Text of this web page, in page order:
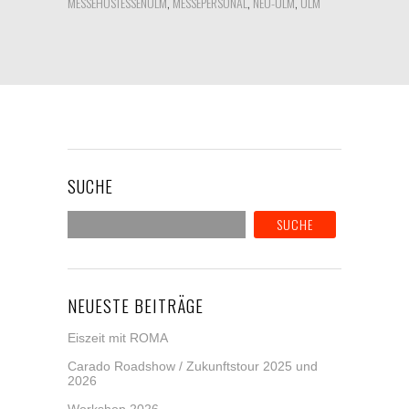
SUCHE
NEUESTE BEITRÄGE
Eiszeit mit ROMA
Carado Roadshow / Zukunftstour 2025 und
2026